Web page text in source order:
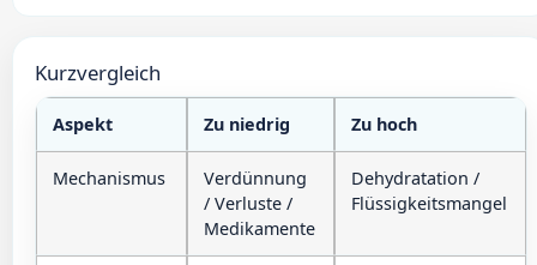
Kurzvergleich
Aspekt Zu niedrig Zu hoch
Mechanismus
Verdünnung
/ Verluste /
Medikamente
Dehydratation /
Flüssigkeitsmangel